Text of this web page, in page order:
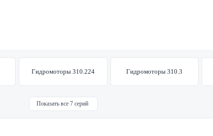
Гидромоторы 310.224 Гидромоторы 310.3
Показать все 7 серий